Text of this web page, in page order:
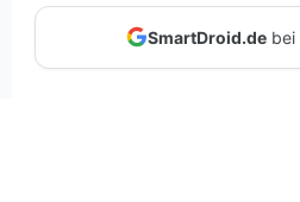
SmartDroid.debei